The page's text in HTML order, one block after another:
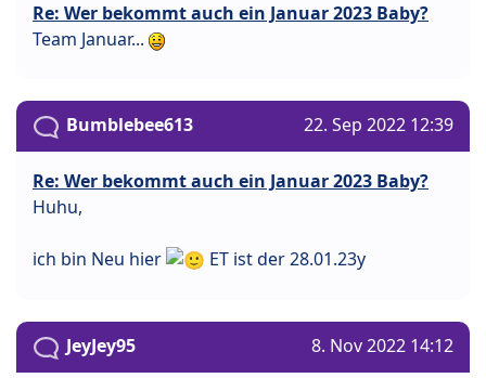
Re: Wer bekommt auch ein Januar 2023 Baby?
Team Januar...
Bumblebee613 22. Sep 2022 12:39
Re: Wer bekommt auch ein Januar 2023 Baby?
Huhu,
ich bin Neu hier ET ist der 28.01.23y
JeyJey95 8. Nov 2022 14:12